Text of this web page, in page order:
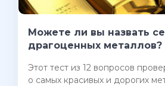
Можете ли вы назвать
драгоценных металлов?
Этот тест из 12 вопросов
о самых красивых и дорогих